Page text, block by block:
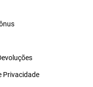
Privacidade